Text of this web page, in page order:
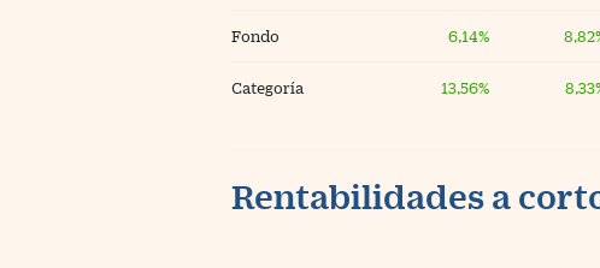
Fondo 6,14%
Categoría 13,56%
Rentabilidades a